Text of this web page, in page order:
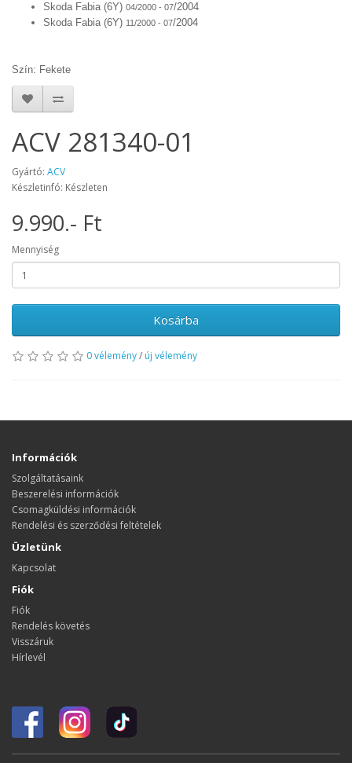
Skoda Fabia (6Y) 04/2000 - 07/2004
Skoda Fabia (6Y) 11/2000 - 07/2004
Szín: Fekete
ACV 281340-01
Gyártó: ACV
Készletinfó: Készleten
9.990.- Ft
Mennyiség
Kosárba
0 vélemény/ új vélemény
Információk
Szolgáltatásaink
Beszerelési információk
Csomagküldési információk
Rendelési és szerződési feltételek
Üzletünk
Kapcsolat
Fiók
Fiók
Rendelés követés
Visszáruk
Hírlevél